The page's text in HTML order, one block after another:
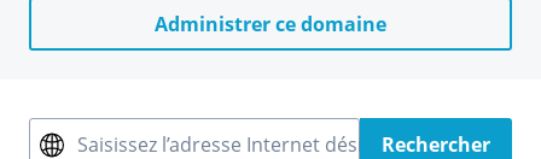
Administrer ce domaine
Saisissez l’adresse Internet désiréeRechercher